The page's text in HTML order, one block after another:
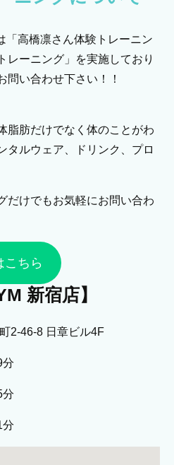
「高橋凛さん体験トレーニン
レーニング」を実施しており
問い合わせ下さい！！
脂肪だけでなく体のことがわ
タルウェア、ドリンク、プロ
だけでもお気軽にお問い合わ
こちら
新宿店】
2-46-8 日章ビル4F
分
分
分